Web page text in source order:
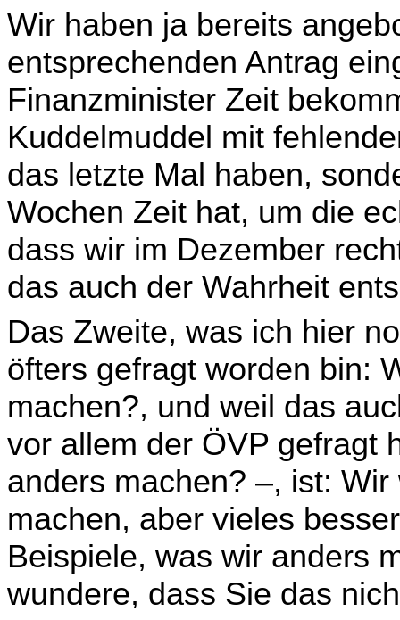
Wir haben ja bereits
entsprechenden Antrag
Finanzminister Zeit
Kuddel­muddel mit
das letzte Mal haben,
Wochen Zeit hat, um die
dass wir im Dezember
das auch der Wahrheit
Das Zweite, was ich hier
öfters gefragt worden bin:
machen?, und weil das
vor allem der ÖVP gefragt
anders machen? –, ist:
machen, aber vieles
Beispiele, was wir anders
wundere, dass Sie das